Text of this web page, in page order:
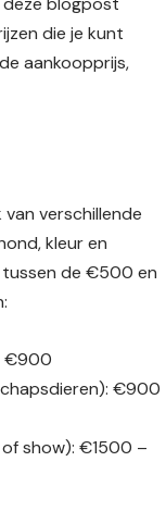
die je kunt
aankoopprijs,
verschillende
kleur en
tussen de €500 en
€900
€900
show): €1500 –